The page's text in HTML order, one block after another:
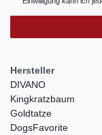
Hersteller
DIVANO
Kingkratzbaum
Goldtatze
DogsFavorite